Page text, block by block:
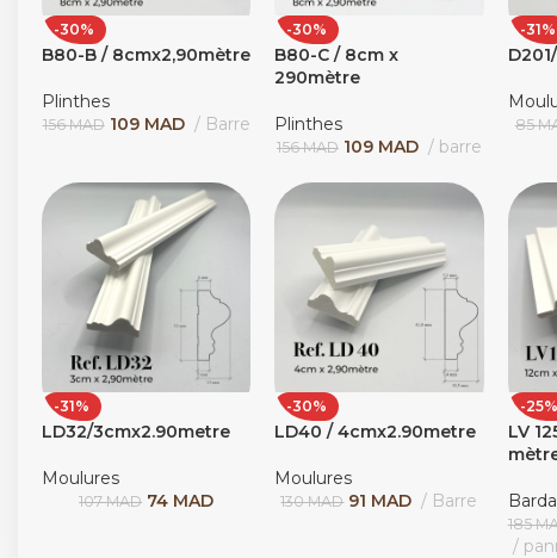
-30%
B80-B / 8cmx2,90mètre
Plinthes
156MAD 109 MAD Barre
-30%
B80-C / 8cm x
290mètre
Plinthes
156MAD 109 MAD barre
-31%
85
-31%
LD32/3cmx2.90metre
Moulures
107MAD 74 MAD
-30%
LD40 / 4cmx2.90metre
Moulures
130MAD 91 MAD Barre
-25%
LV
185